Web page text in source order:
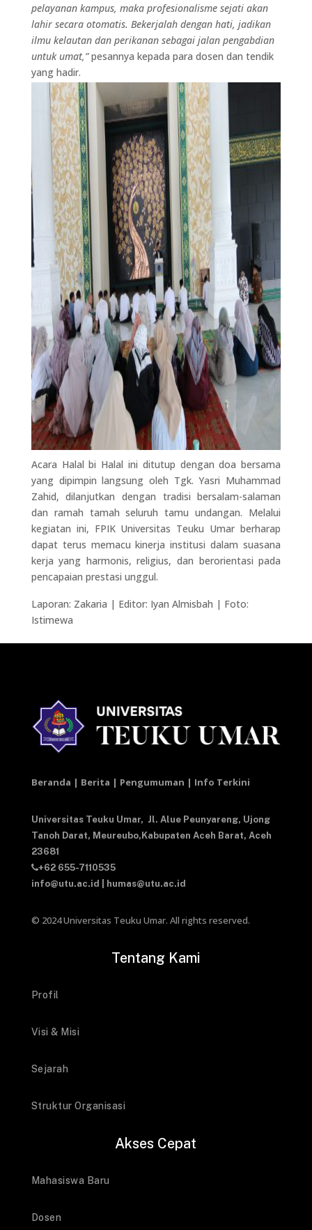
pelayanan kampus, maka profesionalisme sejati akan
lahir secara otomatis. Bekerjalah dengan hati, jadikan
ilmu kelautan dan perikanan sebagai jalan pengabdian
untuk umat,”pesannya kepada para dosen dan tendik
yang hadir.
Acara Halal bi Halal ini ditutup dengan doa bersama
yang dipimpin langsung oleh Tgk. Yasri Muhammad
Zahid, dilanjutkan dengan tradisi bersalam-salaman
dan ramah tamah seluruh tamu undangan. Melalui
kegiatan ini, FPIK Universitas Teuku Umar berharap
dapat terus memacu kinerja institusi dalam suasana
kerja yang harmonis, religius, dan berorientasi pada
pencapaian prestasi unggul.
Laporan: Zakaria | Editor: Iyan Almisbah | Foto:
Istimewa
Beranda | Berita | Pengumuman | Info Terkini
Universitas Teuku Umar, Jl. Alue Peunyareng, Ujong
Tanoh Darat, Meureubo,Kabupaten Aceh Barat, Aceh
23681
+62 655-7110535
info@utu.ac.id
humas@utu.ac.id
© 2024 Universitas Teuku Umar. All rights reserved.
Tentang Kami
Profil
Visi & Misi
Sejarah
Struktur Organisasi
Akses Cepat
Mahasiswa Baru
Dosen